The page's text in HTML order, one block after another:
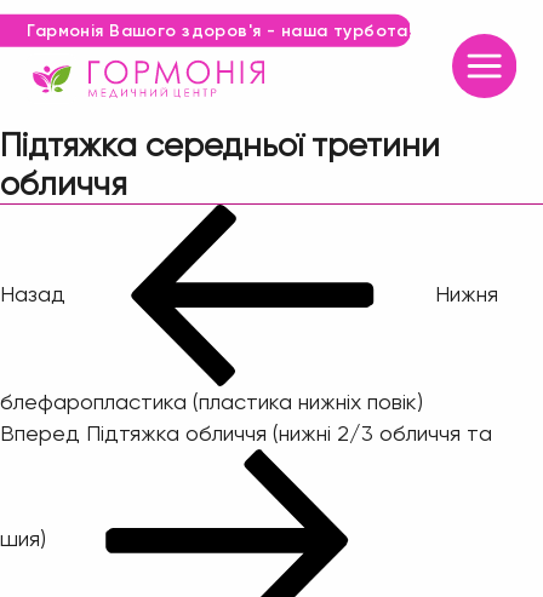
Гармонія Вашого здоров'я - наша турбота!
Підтяжка середньої третини
обличчя
Назад
Нижня
блефаропластика (пластика нижніх повік)
Наступний
Вперед Підтяжка обличчя (нижні 2/3 обличчя та
шия)